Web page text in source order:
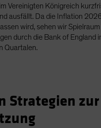
Vereinigten Königreich
ausfällt. Da die Inflation
wird, sehen wir
durch die Bank of England
Quartalen.
Strategien zur